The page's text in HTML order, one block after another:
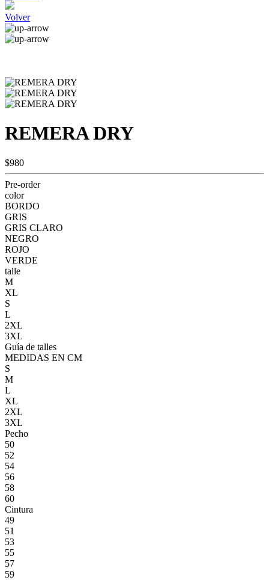
Volver
REMERA DRY
$980
Pre-order
color
BORDO
GRIS
GRIS CLARO
NEGRO
ROJO
VERDE
talle
M
XL
S
L
2XL
3XL
Guía de talles
MEDIDAS EN CM
S
M
L
XL
2XL
3XL
Pecho
50
52
54
56
58
60
Cintura
49
51
53
55
57
59